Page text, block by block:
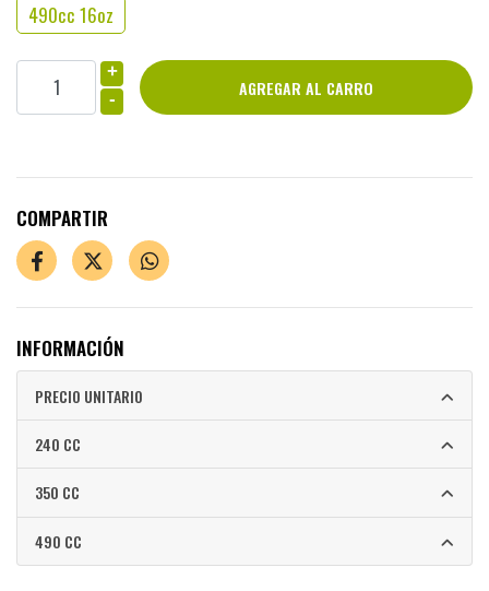
490cc 16oz
+
-
COMPARTIR
INFORMACIÓN
PRECIO UNITARIO
240 CC
350 CC
490 CC